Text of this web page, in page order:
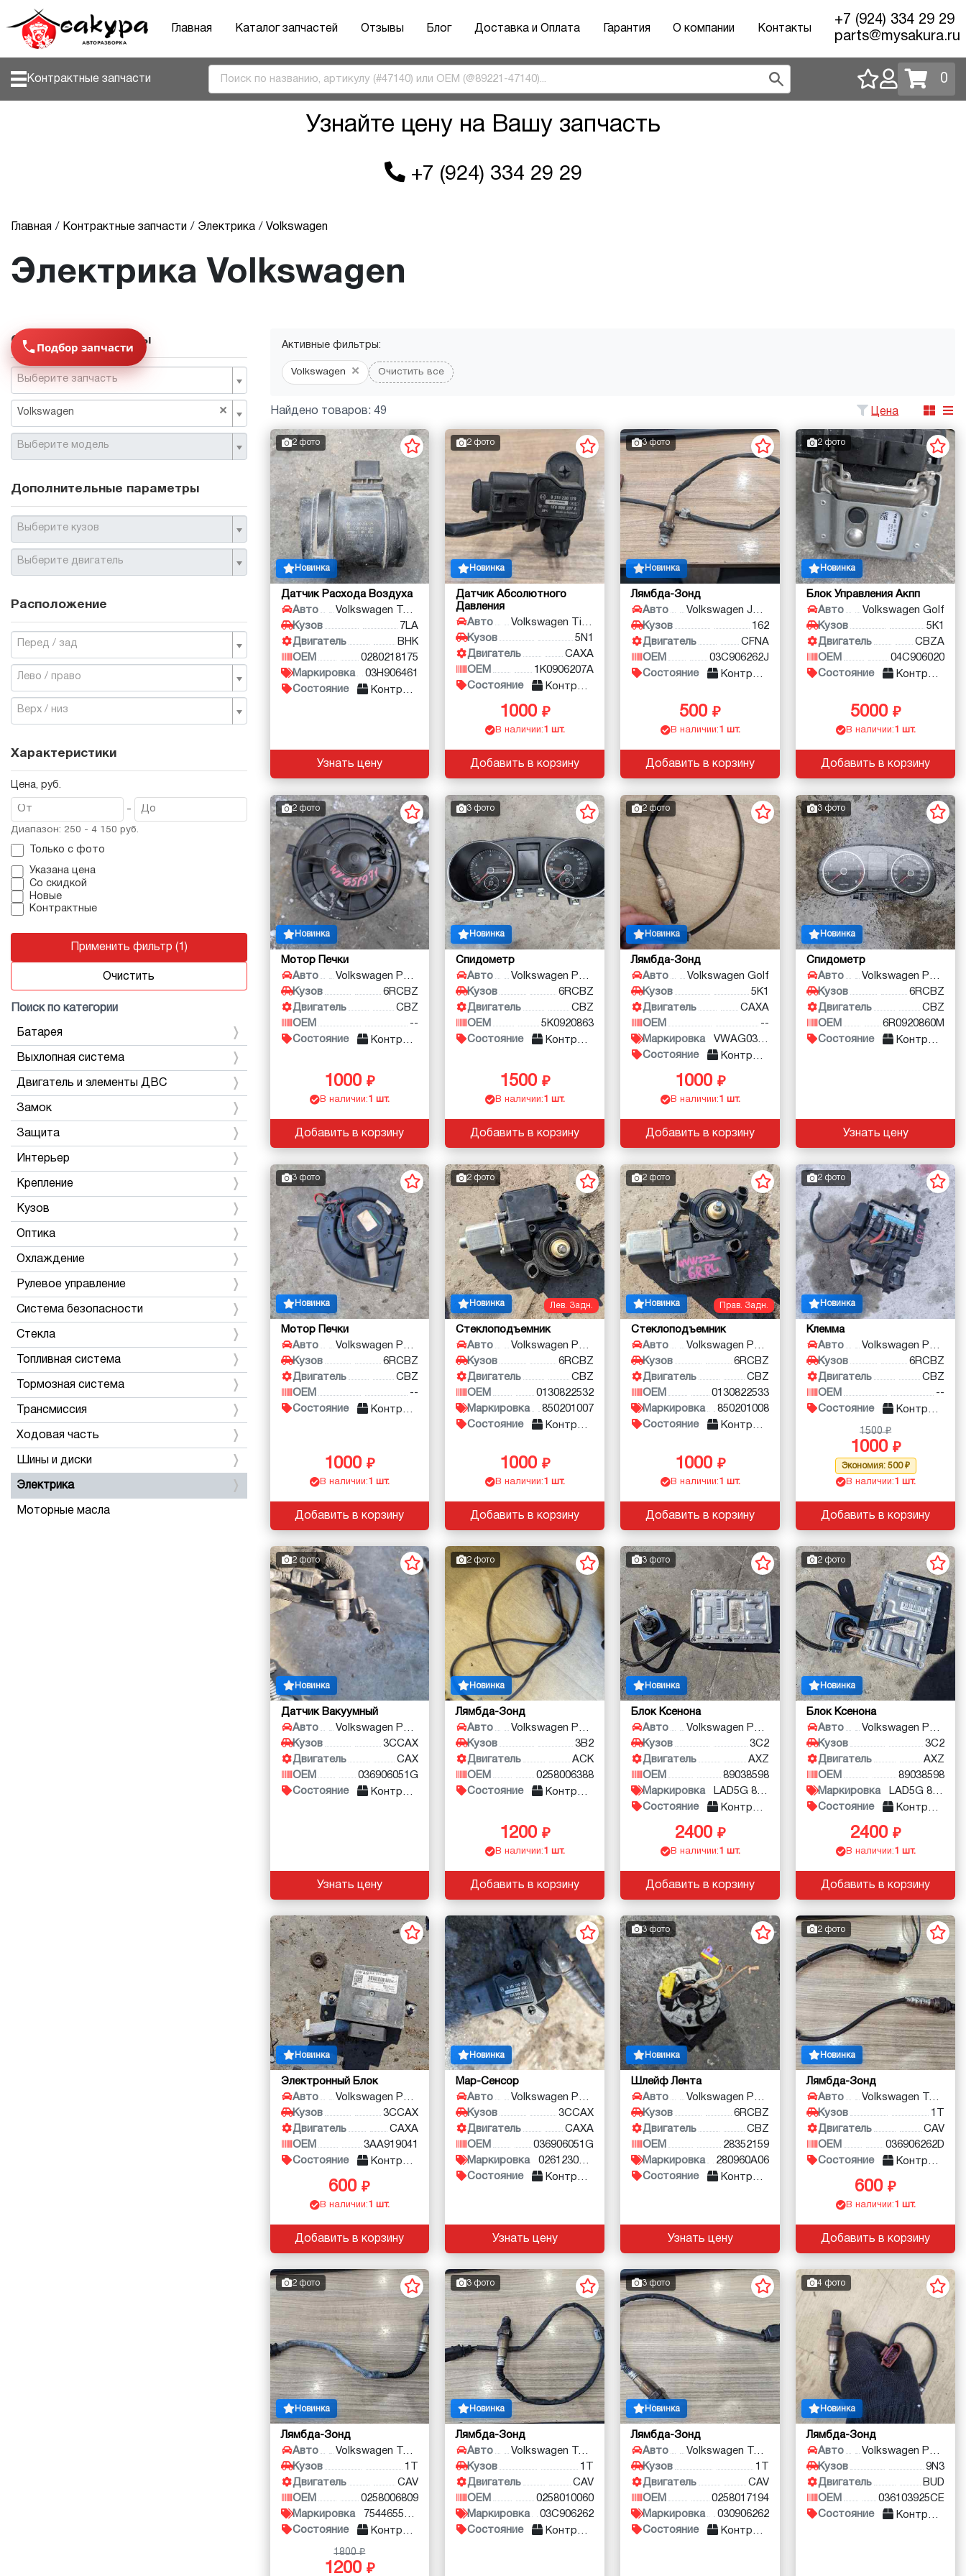
Главная Каталог запчастей Отзывы Блог Доставка и Оплата Гарантия О компании Контакты
+7 (924) 334 29 29
parts@mysakura.ru
Контрактные запчасти 0
Узнайте цену на Вашу запчасть
+7 (924) 334 29 29
Главная Контрактные запчасти Электрика Volkswagen
Электрика Volkswagen
Основные параметры
Выберите запчасть
×
Volkswagen
Выберите модель
Дополнительные параметры
Выберите кузов
Выберите двигатель
Расположение
Перед / зад
Лево / право
Верх / низ
Характеристики
Цена, руб.
-
Диапазон: 250 - 4 150 руб.
Только с фото
Указана цена
Со скидкой
Новые
Контрактные
Применить фильтр (1)
Очистить
Поиск по категории
Батарея
Выхлопная система
Двигатель и элементы ДВС
Замок
Защита
Интерьер
Крепление
Кузов
Оптика
Охлаждение
Рулевое управление
Система безопасности
Стекла
Топливная система
Тормозная система
Трансмиссия
Ходовая часть
Шины и диски
Электрика
Моторные масла
Активные фильтры:
Volkswagen × Очистить все
Найдено товаров: 49 Цена
2 фото
Новинка
Датчик Расхода Воздуха
Авто
Volkswagen Touareg
Кузов
7LA
Двигатель
BHK
OEM
0280218175
Маркировка
03H906461
Состояние
Контракт
Узнать цену
2 фото
Новинка
Датчик Абсолютного
Давления
Авто
Volkswagen Tiguan
Кузов
5N1
Двигатель
CAXA
OEM
1K0906207A
Состояние
Контракт
1000
В наличии: 1 шт.
Добавить в корзину
3 фото
Новинка
Лямбда-Зонд
Авто
Volkswagen Jetta
Кузов
162
Двигатель
CFNA
OEM
03C906262J
Состояние
Контракт
500
В наличии: 1 шт.
Добавить в корзину
2 фото
Новинка
Блок Управления Акпп
Авто
Volkswagen Golf
Кузов
5K1
Двигатель
CBZA
OEM
04C906020
Состояние
Контракт
5000
В наличии: 1 шт.
Добавить в корзину
2 фото
Новинка
Мотор Печки
Авто
Volkswagen Polo
Кузов
6RCBZ
Двигатель
CBZ
OEM
--
Состояние
Контракт
1000
В наличии:1 шт.
Добавить в корзину
3 фото
Новинка
Спидометр
Авто
Volkswagen Polo
Кузов
6RCBZ
Двигатель
CBZ
OEM
5K0920863
Состояние
Контракт
1500
В наличии:1 шт.
Добавить в корзину
2 фото
Новинка
Лямбда-Зонд
Авто
Volkswagen Golf
Кузов
5K1
Двигатель
CAXA
OEM
--
Маркировка
VWAG03F906262
Состояние
Контракт
1000
В наличии:1 шт.
Добавить в корзину
3 фото
Новинка
Спидометр
Авто
Volkswagen Polo
Кузов
6RCBZ
Двигатель
CBZ
OEM
6R0920860M
Состояние
Контракт
Узнать цену
3 фото
Новинка
Мотор Печки
Авто
Volkswagen Polo
Кузов
6RCBZ
Двигатель
CBZ
OEM
--
Состояние
Контракт
1000
В наличии:1 шт.
Добавить в корзину
Лев. Задн.
2 фото
Новинка
Стеклоподъемник
Авто
Volkswagen Polo
Кузов
6RCBZ
Двигатель
CBZ
OEM
0130822532
Маркировка
850201007
Состояние
Контракт
1000
В наличии:1 шт.
Добавить в корзину
Прав. Задн.
2 фото
Новинка
Стеклоподъемник
Авто
Volkswagen Polo
Кузов
6RCBZ
Двигатель
CBZ
OEM
0130822533
Маркировка
850201008
Состояние
Контракт
1000
В наличии:1 шт.
Добавить в корзину
2 фото
Новинка
Клемма
Авто
Volkswagen Polo
Кузов
6RCBZ
Двигатель
CBZ
OEM
--
Состояние
Контракт
1500
1000
Экономия: 500
В наличии:1 шт.
Добавить в корзину
2 фото
Новинка
Датчик Вакуумный
Авто
Volkswagen Passat
Кузов
3CCAX
Двигатель
CAX
OEM
036906051G
Состояние
Контракт
Узнать цену
2 фото
Новинка
Лямбда-Зонд
Авто
Volkswagen Passat
Кузов
3B2
Двигатель
ACK
OEM
0258006388
Состояние
Контракт
1200
В наличии:1 шт.
Добавить в корзину
3 фото
Новинка
Блок Ксенона
Авто
Volkswagen Passat
Кузов
3C2
Двигатель
AXZ
OEM
89038598
Маркировка
LAD5G 89038598
Состояние
Контракт
2400
В наличии:1 шт.
Добавить в корзину
2 фото
Новинка
Блок Ксенона
Авто
Volkswagen Passat
Кузов
3C2
Двигатель
AXZ
OEM
89038598
Маркировка
LAD5G 89038598
Состояние
Контракт
2400
В наличии:1 шт.
Добавить в корзину
Новинка
Электронный Блок
Авто
Volkswagen Passat
Кузов
3CCAX
Двигатель
CAXA
OEM
3AA919041
Состояние
Контракт
600
В наличии:1 шт.
Добавить в корзину
Новинка
Map-Сенсор
Авто
Volkswagen Polo
Кузов
3CCAX
Двигатель
CAXA
OEM
036906051G
Маркировка
0261230081
Состояние
Контракт
Узнать цену
3 фото
Новинка
Шлейф Лента
Авто
Volkswagen Polo
Кузов
6RCBZ
Двигатель
CBZ
OEM
28352159
Маркировка
280960A06
Состояние
Контракт
Узнать цену
2 фото
Новинка
Лямбда-Зонд
Авто
Volkswagen Touran
Кузов
1T
Двигатель
CAV
OEM
036906262D
Состояние
Контракт
600
В наличии:1 шт.
Добавить в корзину
2 фото
Новинка
Лямбда-Зонд
Авто
Кузов
1T
Двигатель
CAV
OEM
0258006809
Маркировка
Состояние
Контракт
1800
1200
3 фото
Новинка
Лямбда-Зонд
Авто
Кузов
1T
Двигатель
CAV
OEM
0258010060
Маркировка
03С906262
Состояние
Контракт
3 фото
Новинка
Лямбда-Зонд
Авто
Кузов
1T
Двигатель
CAV
OEM
0258017194
Маркировка
030906262
Состояние
Контракт
4 фото
Новинка
Лямбда-Зонд
Авто
Кузов
9N3
Двигатель
BUD
OEM
036103925CE
Состояние
Контракт
Подбор запчасти